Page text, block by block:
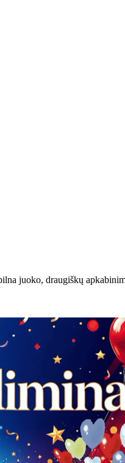
juoko, draugiškų